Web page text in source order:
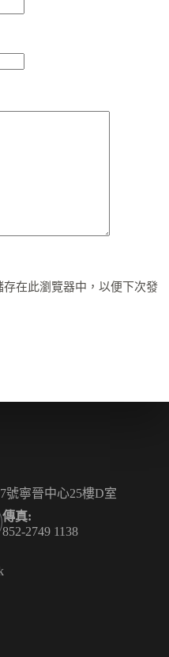
在此瀏覽器中，以便下次發
號寧晉中心25樓D室
傳真:
852-2749 1138